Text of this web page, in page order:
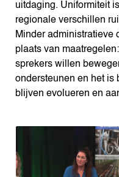
uitdaging. Uniformiteit
regionale verschillen
Minder administratieve
plaats van
sprekers willen
ondersteunen en het is
blijven evolueren en